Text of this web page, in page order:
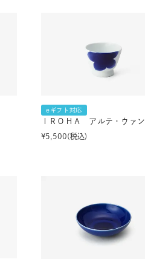
eギフト対応
ＩＲＯＨＡ アルテ・ウァン
¥5,500 税込